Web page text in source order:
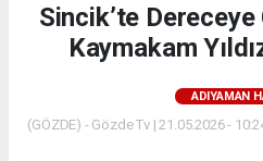
Sincik’te
Kaymakam
ADIYAMAN
(GÖZDE) - Gözde Tv | 21.05.2026 -